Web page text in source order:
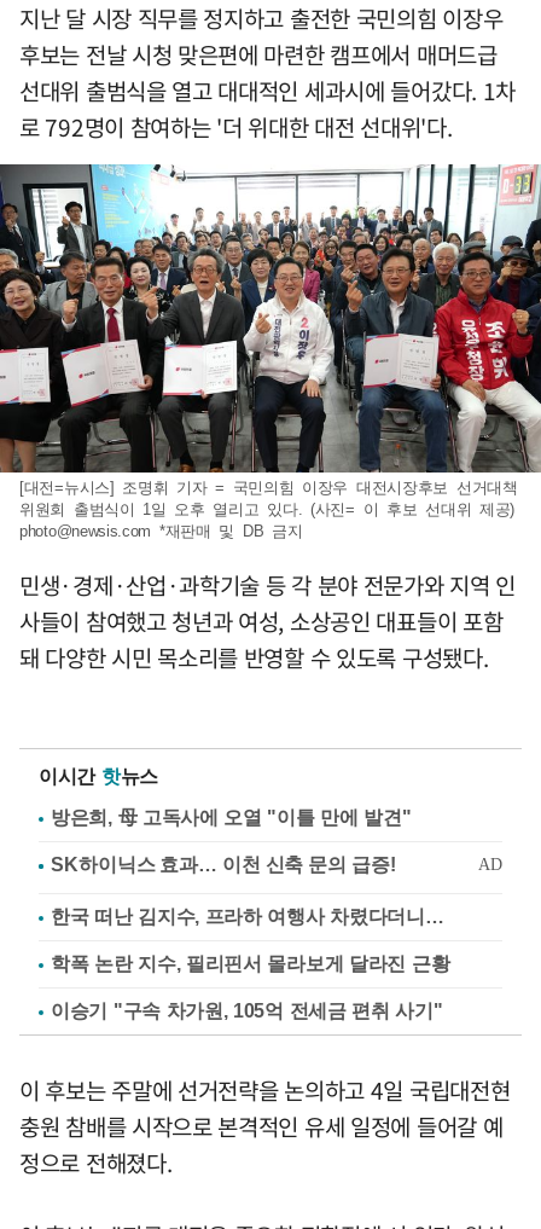
지난 달 시장 직무를 정지하고 출전한 국민의힘 이장우
후보는 전날 시청 맞은편에 마련한 캠프에서 매머드급
선대위 출범식을 열고 대대적인 세과시에 들어갔다. 1차
로 792명이 참여하는 '더 위대한 대전 선대위'다.
[대전=뉴시스] 조명휘 기자 = 국민의힘 이장우 대전시장후보 선거대책
위원회 출범식이 1일 오후 열리고 있다. (사진= 이 후보 선대위 제공)
photo@newsis.com *재판매 및 DB 금지
민생·경제·산업·과학기술 등 각 분야 전문가와 지역 인
사들이 참여했고 청년과 여성, 소상공인 대표들이 포함
돼 다양한 시민 목소리를 반영할 수 있도록 구성됐다.
이시간 핫뉴스
방은희, 母 고독사에 오열 "이틀 만에 발견"
한국 떠난 김지수, 프라하 여행사 차렸다더니…
학폭 논란 지수, 필리핀서 몰라보게 달라진 근황
이승기 "구속 차가원, 105억 전세금 편취 사기"
이 후보는 주말에 선거전략을 논의하고 4일 국립대전현
충원 참배를 시작으로 본격적인 유세 일정에 들어갈 예
정으로 전해졌다.